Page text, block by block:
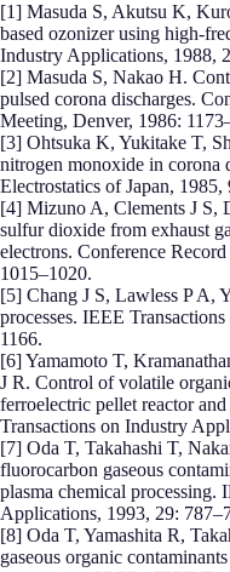
[1] Masuda S, Akutsu K,
based ozonizer using high-
Industry Applications, 1988,
[2] Masuda S, Nakao H.
pulsed corona discharges.
Meeting, Denver, 1986:
[3] Ohtsuka K, Yukitake T,
nitrogen monoxide in corona
Electrostatics of Japan,
[4] Mizuno A, Clements J S,
sulfur dioxide from exhaust
electrons. Conference
1015–1020.
[5] Chang J S, Lawless P A,
processes. IEEE
1166.
[6] Yamamoto T,
J R. Control of volatile
ferroelectric pellet reactor
Transactions on Industry
[7] Oda T, Takahashi T,
fluorocarbon gaseous
plasma chemical processing.
Applications, 1993, 29:
[8] Oda T, Yamashita R,
gaseous organic